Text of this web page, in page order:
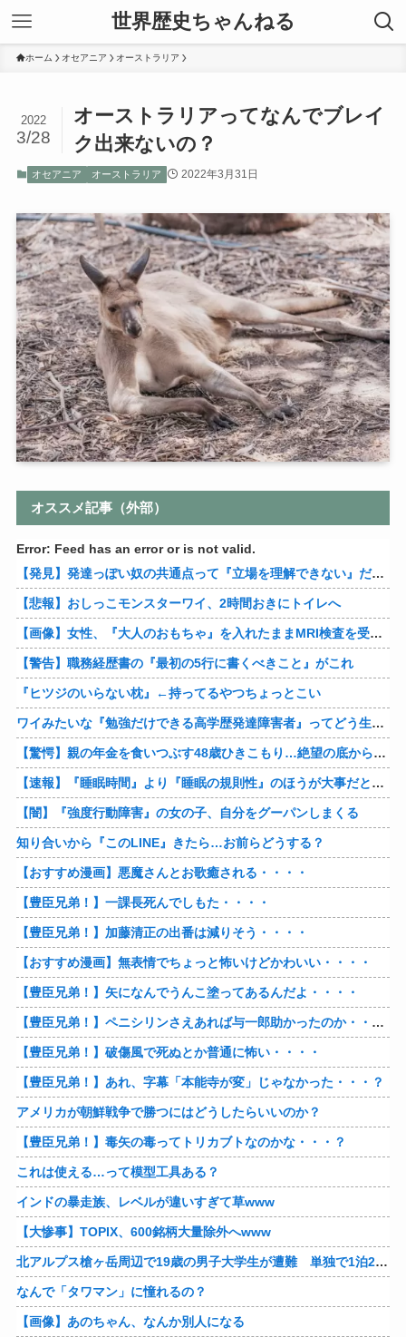
世界歴史ちゃんねる
ホーム オセアニア オーストラリア
オーストラリアってなんでブレイ
ク出来ないの？
2022
3/28
オセアニア オーストラリア 2022年3月31日
オススメ記事（外部）
Error: Feed has an error or is not valid.
【発見】発達っぽい奴の共通点って『立場を理解できない』だよな
【悲報】おしっこモンスターワイ、2時間おきにトイレへ
【画像】女性、『大人のおもちゃ』を入れたままMRI検査を受けた結果 →
【警告】職務経歴書の『最初の5行に書くべきこと』がこれ
『ヒツジのいらない枕』←持ってるやつちょっとこい
ワイみたいな『勉強だけできる高学歴発達障害者』ってどう生きたらいいんや？
【驚愕】親の年金を食いつぶす48歳ひきこもり…絶望の底から家族を救ったのは『障害基礎年金』だった
【速報】『睡眠時間』より『睡眠の規則性』のほうが大事だと判明
【闇】『強度行動障害』の女の子、自分をグーパンしまくる
知り合いから『このLINE』きたら…お前らどうする？
【おすすめ漫画】悪魔さんとお歌癒される・・・・
【豊臣兄弟！】一課長死んでしもた・・・・
【豊臣兄弟！】加藤清正の出番は減りそう・・・・
【おすすめ漫画】無表情でちょっと怖いけどかわいい・・・・
【豊臣兄弟！】矢になんでうんこ塗ってあるんだよ・・・・
【豊臣兄弟！】ペニシリンさえあれば与一郎助かったのか・・・？
【豊臣兄弟！】破傷風で死ぬとか普通に怖い・・・・
【豊臣兄弟！】あれ、字幕「本能寺が変」じゃなかった・・・？
アメリカが朝鮮戦争で勝つにはどうしたらいいのか？
【豊臣兄弟！】毒矢の毒ってトリカブトなのかな・・・？
これは使える…って模型工具ある？
インドの暴走族、レベルが違いすぎて草www
【大惨事】TOPIX、600銘柄大量除外へwww
北アルプス槍ヶ岳周辺で19歳の男子大学生が遭難 単独で1泊2日の予定で入山も連絡取れず 警察が9日以降捜索予定
なんで「タワマン」に憧れるの？
【画像】あのちゃん、なんか別人になる